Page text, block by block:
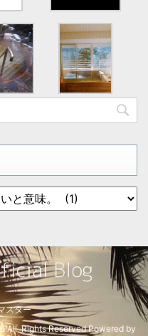
スター
All Rights Reserved Powered by